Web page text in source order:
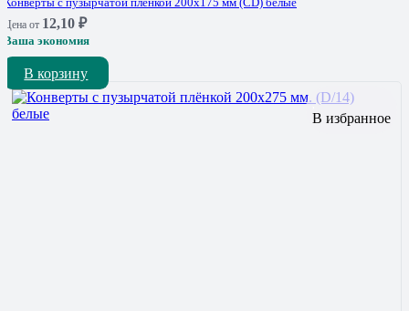
Конверты с пузырчатой пленкой 200х175 мм (CD) белые
Цена от 12,10 ₽
Ваша экономия
В корзину
В избранное